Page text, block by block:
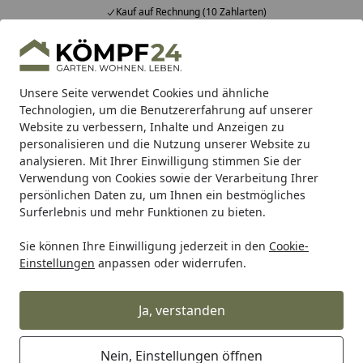
Unsere Seite verwendet Cookies und ähnliche
Technologien, um die Benutzererfahrung auf unserer
Website zu verbessern, Inhalte und Anzeigen zu
personalisieren und die Nutzung unserer Website zu
analysieren. Mit Ihrer Einwilligung stimmen Sie der
Verwendung von Cookies sowie der Verarbeitung Ihrer
persönlichen Daten zu, um Ihnen ein bestmögliches
Surferlebnis und mehr Funktionen zu bieten.
Sie können Ihre Einwilligung jederzeit in den Cookie-
Einstellungen anpassen oder widerrufen.
Ja, verstanden
Nein, Einstellungen öffnen
Kauf auf Rechnung (10 Zahlarten)
Alle Produkte
Mein Konto
Suchen
Startseite
Wenko Wenko Zubehör für Badaccessoires
Wenko Zubehör für Badaccessoires
Ihre Artikelübersicht
Kategorien
Filter / Sortierung
4 Artikel gefunden